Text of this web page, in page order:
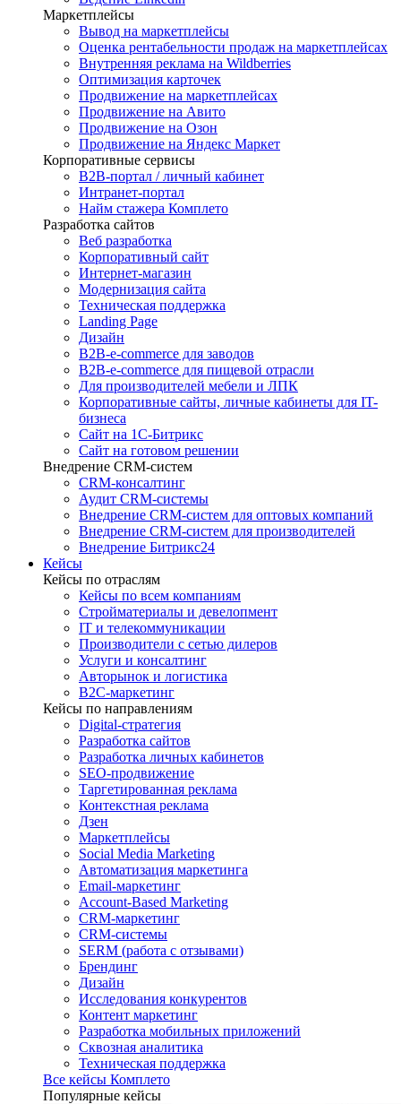
Маркетплейсы
Вывод на маркетплейсы
Оценка рентабельности продаж на маркетплейсах
Внутренняя реклама на Wildberries
Оптимизация карточек
Продвижение на маркетплейсах
Продвижение на Авито
Продвижение на Озон
Продвижение на Яндекс Маркет
Корпоративные сервисы
B2B-портал / личный кабинет
Интранет-портал
Найм стажера Комплето
Разработка сайтов
Веб разработка
Корпоративный сайт
Интернет-магазин
Модернизация сайта
Техническая поддержка
Landing Page
Дизайн
B2B-e-commerce для заводов
B2B-e-commerce для пищевой отрасли
Для производителей мебели и ЛПК
Корпоративные сайты, личные кабинеты для IT-
бизнеса
Сайт на 1С-Битрикс
Сайт на готовом решении
Внедрение CRM-систем
CRM-консалтинг
Аудит CRM-системы
Внедрение CRM-систем для оптовых компаний
Внедрение CRM-систем для производителей
Внедрение Битрикс24
Кейсы
Кейсы по отраслям
Кейсы по всем компаниям
Стройматериалы и девелопмент
IT и телекоммуникации
Производители с сетью дилеров
Услуги и консалтинг
Авторынок и логистика
B2С-маркетинг
Кейсы по направлениям
Digital-стратегия
Разработка сайтов
Разработка личных кабинетов
SEO-продвижение
Таргетированная реклама
Контекстная реклама
Дзен
Маркетплейсы
Social Media Marketing
Автоматизация маркетинга
Email-маркетинг
Account-Based Marketing
CRM-маркетинг
CRM-системы
SERM (работа с отзывами)
Брендинг
Дизайн
Исследования конкурентов
Контент маркетинг
Разработка мобильных приложений
Сквозная аналитика
Техническая поддержка
Все кейсы Комплето
Популярные кейсы